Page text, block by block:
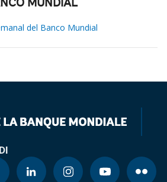
MUNDIAL
del Banco Mundial